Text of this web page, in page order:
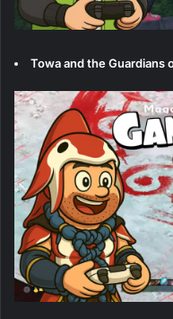
Towa and the Guardians